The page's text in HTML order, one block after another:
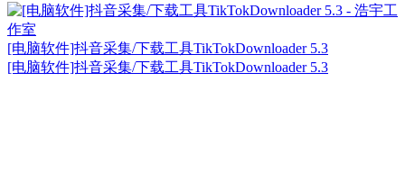
[电脑软件]抖音采集/下载工具TikTokDownloader 5.3
[电脑软件]抖音采集/下载工具TikTokDownloader 5.3